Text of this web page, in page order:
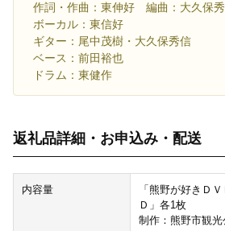
作詞・作曲：東伸好 編曲：大久保
ボーカル：東信好
ギター：尾中茂樹・大久保秀信
ベース：前田裕也
ドラム：東健作
返礼品詳細・お申込み・配送
内容量
「熊野が好きＤ
Ｄ」各1枚
制作：熊野市観光